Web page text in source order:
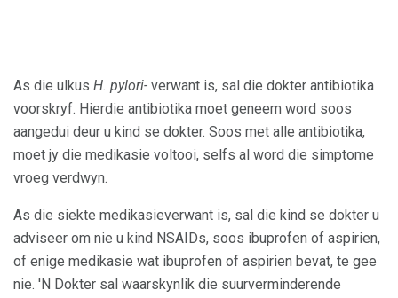
As die ulkus H. pylori- verwant is, sal die dokter antibiotika
voorskryf. Hierdie antibiotika moet geneem word soos
aangedui deur u kind se dokter. Soos met alle antibiotika,
moet jy die medikasie voltooi, selfs al word die simptome
vroeg verdwyn.
As die siekte medikasieverwant is, sal die kind se dokter u
adviseer om nie u kind NSAIDs, soos ibuprofen of aspirien,
of enige medikasie wat ibuprofen of aspirien bevat, te gee
nie. 'N Dokter sal waarskynlik die suurverminderende